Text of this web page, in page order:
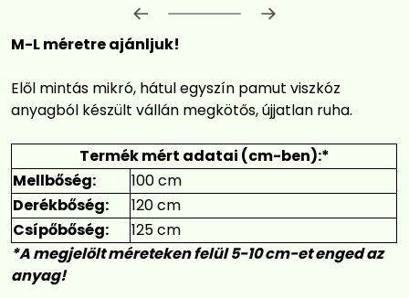
Előrehaladás:
M-L méretre ajánljuk!
Elől mintás mikró, hátul egyszín pamut viszkóz
anyagból készült vállán megkötős, újjatlan ruha.
Termék mért adatai (cm-ben):*
Mellbőség:
100 cm
Derékbőség:
120 cm
Csípőbőség:
125 cm
*A megjelölt méreteken felül 5-10 cm-et enged az
anyag!